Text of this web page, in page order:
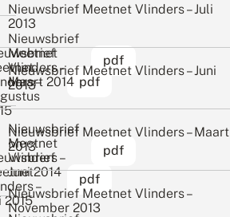
–
pdf
–
2015
pdf
Nieuwsbrief
Meetnet
Vlinders –
Maart 2014
pdf
Nieuwsbrief
Meetnet
Vlinders –
Juni 2014
pdf
Nieuwsbrief Meetnet Vlinders – Juli
2013
Nieuwsbrief Meetnet Vlinders – Juni
2013
Nieuwsbrief Meetnet Vlinders – Maart
2013
Nieuwsbrief Meetnet Vlinders –
November 2013